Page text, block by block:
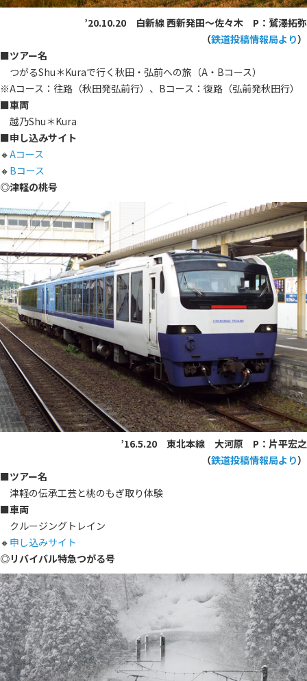
’20.10.20 白新線 西新発田～佐々木 P：鷲澤拓弥
（鉄道投稿情報局より）
■ツアー名
つがるShu＊Kuraで行く秋田・弘前への旅（A・Bコース）
※Aコース：往路（秋田発弘前行）、Bコース：復路（弘前発秋田行）
■車両
越乃Shu＊Kura
■申し込みサイト
🔸Aコース
🔸 Bコース
◎津軽の桃号
’16.5.20 東北本線 大河原 P：片平宏之
（鉄道投稿情報局より）
■ツアー名
津軽の伝承工芸と桃のもぎ取り体験
■車両
クルージングトレイン
🔸 申し込みサイト
◎リバイバル特急つがる号